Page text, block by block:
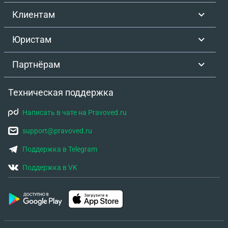
бывший муж подаст за это на меня в суд? Вот в
пожалуйста, что в суде за это мне может грозить?
Клиентам
Юристам
Партнёрам
Техническая поддержка
Написать в чате на Pravoved.ru
support@pravoved.ru
Поддержка в Telegram
Поддержка в VK